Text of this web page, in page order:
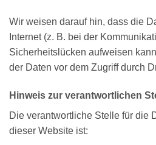
Wir weisen darauf hin, dass die
Internet (z. B. bei der
Sicherheitslücken aufweisen
der Daten vor dem Zugriff durch
Hinweis zur verantwortlichen
Die verantwortliche Stelle für die
dieser Website ist: